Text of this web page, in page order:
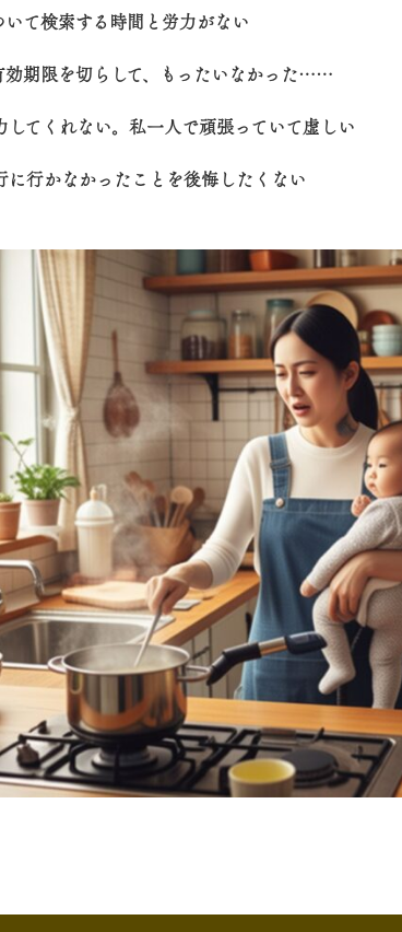
いて検索する時間と労力がない
効期限を切らして、もったいなかった……
してくれない。私一人で頑張っていて虚しい
に行かなかったことを後悔したくない